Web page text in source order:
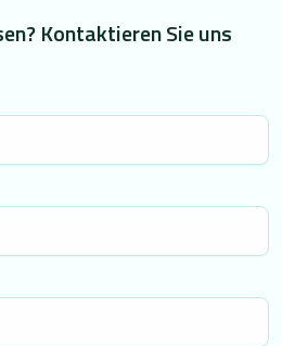
Kontaktieren Sie uns